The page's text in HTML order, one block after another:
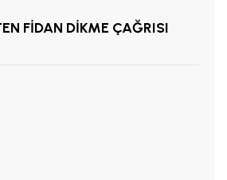
FİDAN DİKME ÇAĞRISI